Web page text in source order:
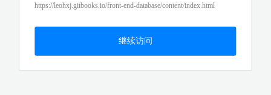
https://leohxj.gitbooks.io/front-end-database/content/index.html
继续访问